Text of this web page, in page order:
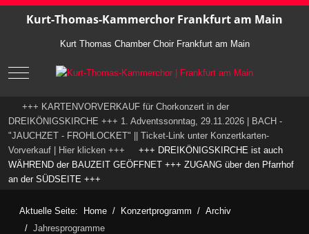
Kurt-Thomas-Kammerchor Frankfurt am Main
Kurt Thomas Chamber Choir Frankfurt am Main
Mobile Menu Toggle
+++ KARTENVORVERKAUF für Chorkonzert in der
DREIKÖNIGSKIRCHE +++ 1. Adventssonntag, 29.11.2026 | BACH -
"JAUCHZET - FROHLOCKET" || Ticket-Link unter Konzertkarten-
Vorverkauf | Hier klicken +++ +++ DREIKÖNIGSKIRCHE ist auch
WÄHREND der BAUZEIT GEÖFFNET +++ ZUGANG über den Pfarrhof
an der SÜDSEITE +++
Aktuelle Seite: Home Konzertprogramm
Archiv
Jahresprogramme